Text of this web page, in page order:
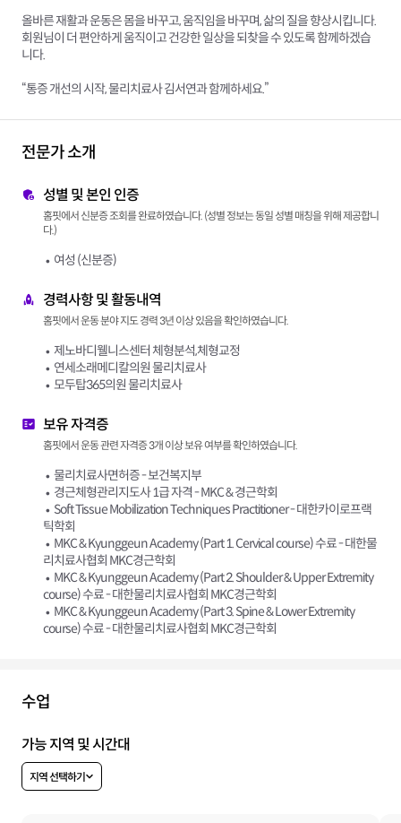
올바른 재활과 운동은 몸을 바꾸고, 움직임을 바꾸며, 삶의 질을 향상시킵니다.
회원님이 더 편안하게 움직이고 건강한 일상을 되찾을 수 있도록 함께하겠습
니다.
“통증 개선의 시작, 물리치료사 김서연과 함께하세요.”
전문가 소개
성별 및 본인 인증
홈핏에서 신분증 조회를 완료하였습니다. (성별 정보는 동일 성별 매칭을 위해 제공합니
다.)
여성 (신분증)
경력사항 및 활동내역
홈핏에서 운동 분야 지도 경력 3년 이상 있음을 확인하였습니다.
제노바디웰니스센터 체형분석,체형교정
연세소래메디칼의원 물리치료사
모두탑365의원 물리치료사
보유 자격증
홈핏에서 운동 관련 자격증 3개 이상 보유 여부를 확인하였습니다.
물리치료사면허증 - 보건복지부
경근체형관리지도사 1급 자격 - MKC & 경근학회
Soft Tissue Mobilization Techniques Practitioner - 대한카이로프랙
틱학회
MKC & Kyunggeun Academy (Part 1. Cervical course) 수료 - 대한물
리치료사협회 MKC경근학회
MKC & Kyunggeun Academy (Part 2. Shoulder & Upper Extremity
course) 수료 - 대한물리치료사협회 MKC경근학회
MKC & Kyunggeun Academy (Part 3. Spine & Lower Extremity
course) 수료 - 대한물리치료사협회 MKC경근학회
수업
가능 지역 및 시간대
지역 선택하기